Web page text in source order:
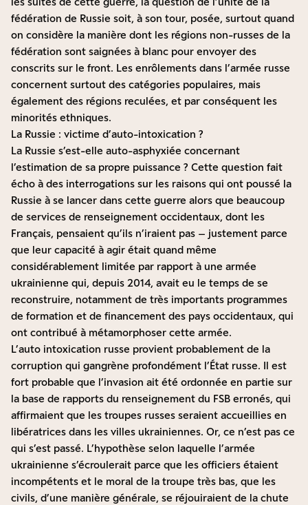
fédération de Russie soit, à son tour, posée, surtout quand
on considère la manière dont les régions non-russes de la
fédération sont saignées à blanc pour envoyer des
conscrits sur le front. Les enrôlements dans l’armée russe
concernent surtout des catégories populaires, mais
également des régions reculées, et par conséquent les
minorités ethniques.
La Russie : victime d’auto-intoxication ?
La Russie s’est-elle auto-asphyxiée concernant
l’estimation de sa propre puissance ? Cette question fait
écho à des interrogations sur les raisons qui ont poussé la
Russie à se lancer dans cette guerre alors que beaucoup
de services de renseignement occidentaux, dont les
Français, pensaient qu’ils n’iraient pas – justement parce
que leur capacité à agir était quand même
considérablement limitée par rapport à une armée
ukrainienne qui, depuis 2014, avait eu le temps de se
reconstruire, notamment de très importants programmes
de formation et de financement des pays occidentaux, qui
ont contribué à métamorphoser cette armée.
L’auto intoxication russe provient probablement de la
corruption qui gangrène profondément l’État russe. Il est
fort probable que l’invasion ait été ordonnée en partie sur
la base de rapports du renseignement du FSB erronés, qui
affirmaient que les troupes russes seraient accueillies en
libératrices dans les villes ukrainiennes. Or, ce n’est pas ce
qui s’est passé. L’hypothèse selon laquelle l’armée
ukrainienne s’écroulerait parce que les officiers étaient
incompétents et le moral de la troupe très bas, que les
civils, d’une manière générale, se réjouiraient de la chute